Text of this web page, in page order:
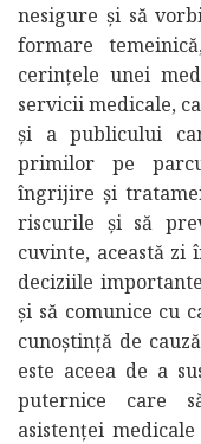
nesigure și să
formare
cerințele unei
servicii medicale,
și a publicului
primilor pe
îngrijire și
riscurile și să
cuvinte, această zi
deciziile
și să comunice cu
cunoștință de
este aceea de a
puternice care
asistenței